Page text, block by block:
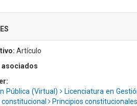
Artículo
asociados
Pública (Virtual)
Licenciatura en
Principios constitucionales